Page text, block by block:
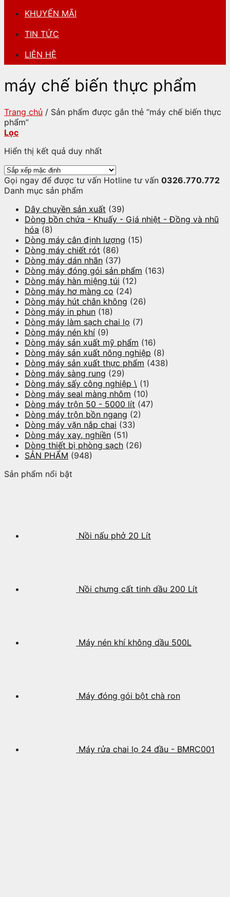
KHUYẾN MÃI
TIN TỨC
LIÊN HỆ
máy chế biến thực phẩm
Trang chủ / Sản phẩm được gắn thẻ “máy chế biến thực
phẩm”
Lọc
Hiển thị kết quả duy nhất
Gọi ngay để được tư vấn Hotline tư vấn 0326.770.772
Danh mục sản phẩm
Dây chuyền sản xuất (39)
Dòng bồn chứa - Khuấy - Giá nhiệt - Đồng và nhũ
hóa (8)
Dòng máy cân định lượng (15)
Dòng máy chiết rót (86)
Dòng máy dán nhãn (37)
Dòng máy đóng gói sản phẩm (163)
Dòng máy hàn miệng túi (12)
Dòng máy hơ màng co (24)
Dòng máy hút chân không (26)
Dòng máy in phun (18)
Dòng máy làm sạch chai lọ (7)
Dòng máy nén khí (9)
Dòng máy sản xuất mỹ phẩm (16)
Dòng máy sản xuất nông nghiệp (8)
Dòng máy sản xuất thực phẩm (438)
Dòng máy sàng rung (29)
Dòng máy sấy công nghiệp \ (1)
Dòng máy seal màng nhôm (10)
Dòng máy trộn 50 - 5000 lít (47)
Dòng máy trộn bồn ngang (2)
Dòng máy vặn nắp chai (33)
Dòng máy xay, nghiền (51)
Dòng thiết bị phòng sạch (26)
SẢN PHẨM (948)
Sản phẩm nổi bật
Nồi nấu phở 20 Lít
Nồi chưng cất tinh dầu 200 Lít
Máy nén khí không dầu 500L
Máy đóng gói bột chà ron
Máy rửa chai lọ 24 đầu - BMRC001